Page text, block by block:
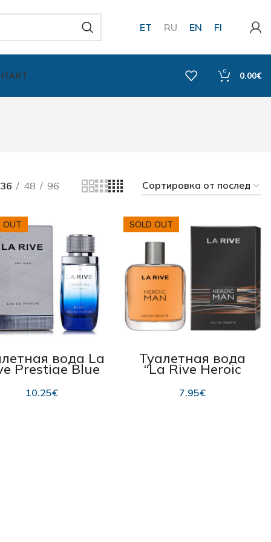
ET RU EN FI
0 0.00€
36 48 96
OUT
вода La
Prestige Blue
edt 75 мл
10.25€
SOLD OUT
Туалетная вода
“La Rive Heroic
Man” 100 мл
7.95€